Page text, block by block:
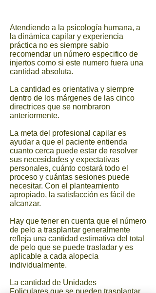
Atendiendo a la psicología humana, a
la dinámica capilar y experiencia
práctica no es siempre sabio
recomendar un número especifico de
injertos como si este numero fuera una
cantidad absoluta.
La cantidad es orientativa y siempre
dentro de los márgenes de las cinco
directrices que se nombraron
anteriormente.
La meta del profesional capilar es
ayudar a que el paciente entienda
cuanto cerca puede estar de resolver
sus necesidades y expectativas
personales, cuánto costará todo el
proceso y cuántas sesiones puede
necesitar. Con el planteamiento
apropiado, la satisfacción es fácil de
alcanzar.
Hay que tener en cuenta que el número
de pelo a trasplantar generalmente
refleja una cantidad estimativa del total
de pelo que se puede trasladar y es
aplicable a cada alopecia
individualmente.
La cantidad de Unidades
Foliculares que se pueden trasplantar